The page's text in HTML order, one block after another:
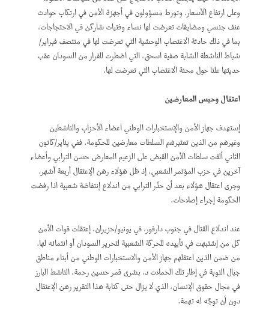
وعلى ارتفاع الأسعار. وتورط مسؤولون في أجهزة الأمن في ارتكاب حوادث
عنف جنسي ومضايقات تعرضت لها نساء وفتيات شاركن في الاحتجاجات،
بما في ذلك حادثة الاغتصاب الوحشية التي تعرضت لها في منتصف فبراير/
شباط الناشطة الشابة صفية اسحق، التي اضطرت للفرار من السودان عقب
حديثها علنا حول محنة الاغتصاب التي تعرضت لها.
اعتقال وحبس المعارضين
إستهدف جهاز الأمن والإستخبارات الوطني اعضاء الأحزاب والناشطين
وغيرهم من الذين تعتبرهم السلطات معارضين للحكومة. ففي يناير/كانون
الثاني ألقت سلطات الأمن القبض على الزعيم المعارض حسن الترابي وأعضاء
آخرين في حزب المؤتمر الشعبي، إذ ظل هؤلاء رهن الإعتقال أربعة أشهر.
وجرى اعتقال هؤلاء بعد أن حذّر الترابي من اندلاع إنتفاضة شعبية اذا رفضت
الحكومة إجراء إصلاحات.
عند اندلاع القتال في جنوب دارفور، في يونيو/حزيران، إعتقلت قوات الأمن
كل من إشتبهت في تأييده للحركة الشعبية لتحرير السودان أو انتمائه لها.
من ضمن الذين اعتقلهم جهاز الأمن والاستخبارات الوطني من أبناء مناطق
جبال النوبة في إطار تلك الحملات د. بشرى قمر حسين رحمة، الناشط البارز
في مجال حقوق الإنسان، الذي لا يزال حتى كتابة هذا التقرير رهن الإعتقال
دون أن توجَّه له تهمة.